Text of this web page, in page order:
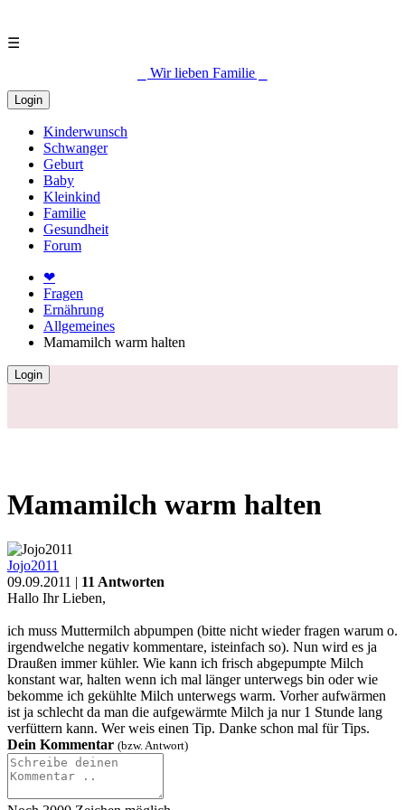
☰
⎯ Wir lieben Familie ⎯
Login
Kinderwunsch
Schwanger
Geburt
Baby
Kleinkind
Familie
Gesundheit
Forum
❤
Fragen
Ernährung
Allgemeines
Mamamilch warm halten
Login
Mamamilch warm halten
Jojo2011
09.09.2011 | 11 Antworten